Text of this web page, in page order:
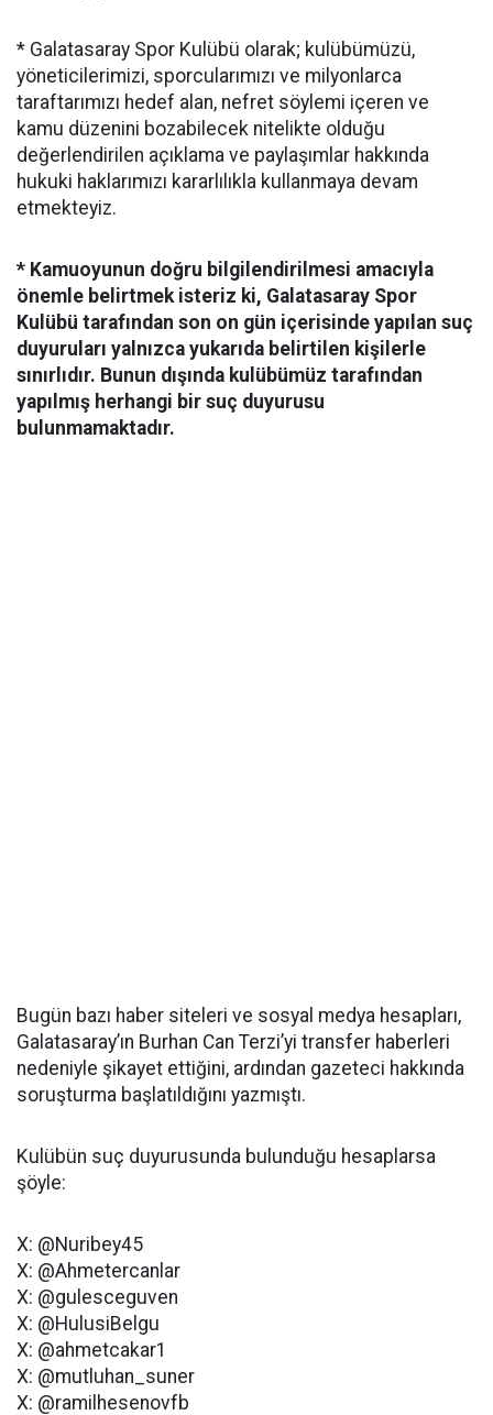
* Galatasaray Spor Kulübü olarak; kulübümüzü,
yöneticilerimizi, sporcularımızı ve milyonlarca
taraftarımızı hedef alan, nefret söylemi içeren ve
kamu düzenini bozabilecek nitelikte olduğu
değerlendirilen açıklama ve paylaşımlar hakkında
hukuki haklarımızı kararlılıkla kullanmaya devam
etmekteyiz.
* Kamuoyunun doğru bilgilendirilmesi amacıyla
önemle belirtmek isteriz ki, Galatasaray Spor
Kulübü tarafından son on gün içerisinde yapılan suç
duyuruları yalnızca yukarıda belirtilen kişilerle
sınırlıdır. Bunun dışında kulübümüz tarafından
yapılmış herhangi bir suç duyurusu
bulunmamaktadır.
Bugün bazı haber siteleri ve sosyal medya hesapları,
Galatasaray’ın Burhan Can Terzi’yi transfer haberleri
nedeniyle şikayet ettiğini, ardından gazeteci hakkında
soruşturma başlatıldığını yazmıştı.
Kulübün suç duyurusunda bulunduğu hesaplarsa
şöyle:
X: @Nuribey45
X: @Ahmetercanlar
X: @gulesceguven
X: @HulusiBelgu
X: @ahmetcakar1
X: @mutluhan_suner
X: @ramilhesenovfb